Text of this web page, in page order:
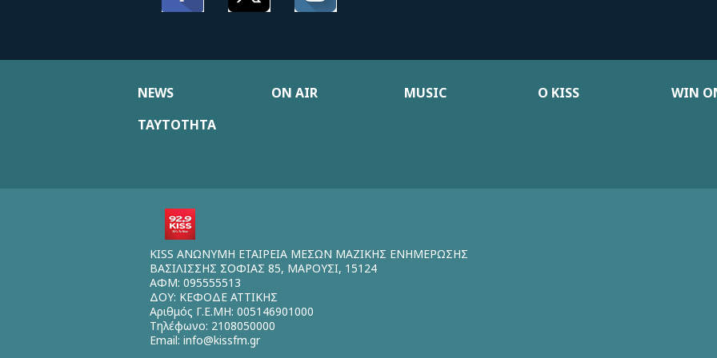
NEWS ON AIR MUSIC Ο KISS WIN
ΤΑΥΤΟΤΗΤΑ
KISS ΑΝΩΝΥΜΗ ΕΤΑΙΡΕΙΑ ΜΕΣΩΝ ΜΑΖΙΚΗΣ ΕΝΗΜΕΡΩΣΗΣ
ΒΑΣΙΛΙΣΣΗΣ ΣΟΦΙΑΣ 85, ΜΑΡΟΥΣΙ, 15124
ΑΦΜ: 095555513
ΔΟΥ: ΚΕΦΟΔΕ ΑΤΤΙΚΗΣ
Αριθμός Γ.Ε.ΜΗ: 005146901000
Τηλέφωνο: 2108050000
Email: info@kissfm.gr